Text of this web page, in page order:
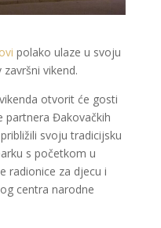
polako ulaze u svoju
vikend.
otvorit će gosti
partnera Đakovačkih
svoju tradicijsku
s početkom u
radionice za djecu i
centra narodne